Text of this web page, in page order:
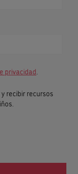
privacidad
recibir recursos